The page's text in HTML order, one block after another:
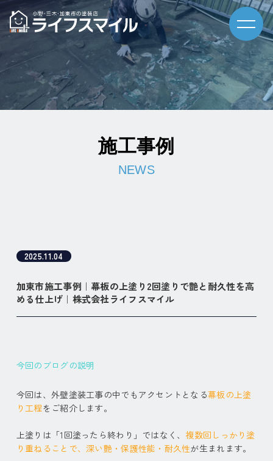
施工事例
2025.11.04
加東市施工事例｜幕板の上塗り2回塗りで艶と耐久性を高
める仕上げ｜株式会社ライフスマイル
今回のブログの説明
今回は、外壁塗装工事の中でもアクセントとなる幕板の上塗
り工程をご紹介します。
上塗りは「1回塗ったら終わり」ではなく、 複数回しっかり塗
り重ねることで、深い艶・保護性能・耐久性が生まれます。